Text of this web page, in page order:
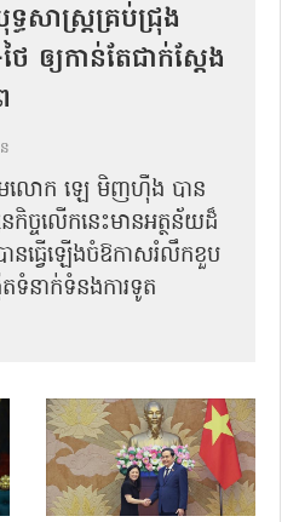
សាស្ត្រគ្រប់ជ្រុង
ឲ្យកាន់តែជាក់ស្ដែង
ាមលោក ឡេ មិញហ៊ឹង បាន
ច្ចលើកនេះមានអត្ថន័យដ៏
ធ្វើឡើងចំឱកាសរំលឹកខួប
ទំនាក់ទំនងការទូត